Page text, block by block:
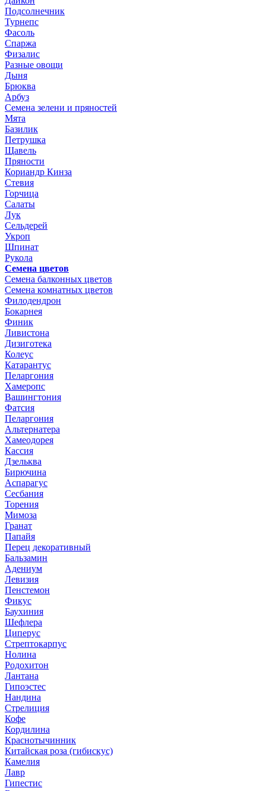
Подсолнечник
Турнепс
Фасоль
Спаржа
Физалис
Разные овощи
Дыня
Брюква
Арбуз
Семена зелени и пряностей
Мята
Базилик
Петрушка
Щавель
Пряности
Кориандр Кинза
Стевия
Горчица
Салаты
Лук
Сельдерей
Укроп
Шпинат
Рукола
Семена цветов
Семена балконных цветов
Семена комнатных цветов
Филодендрон
Бокарнея
Финик
Ливистона
Дизиготека
Колеус
Катарантус
Пеларгония
Хамеропс
Вашингтония
Фатсия
Пеларгония
Альтернатера
Хамеодорея
Кассия
Дзельква
Бирючина
Аспарагус
Сесбания
Торения
Мимоза
Гранат
Папайя
Перец декоративный
Бальзамин
Адениум
Левизия
Пенстемон
Фикус
Баухиния
Шефлера
Циперус
Стрептокарпус
Нолина
Родохитон
Лантана
Гипоэстес
Нандина
Стрелиция
Кофе
Кордилина
Краснотычинник
Китайская роза (гибискус)
Камелия
Лавр
Гипестис